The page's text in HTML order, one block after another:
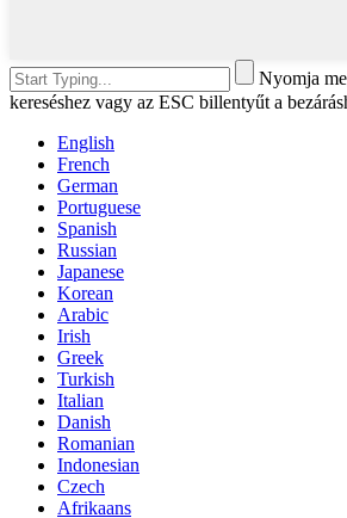
Nyomja
kereséshez vagy az ESC billentyűt a
English
French
German
Portuguese
Spanish
Russian
Japanese
Korean
Arabic
Irish
Greek
Turkish
Italian
Danish
Romanian
Indonesian
Czech
Afrikaans